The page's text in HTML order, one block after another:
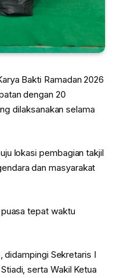
Bakti Ramadan 2026
dengan 20
dilaksanakan selama
lokasi pembagian takjil
dan masyarakat
tepat waktu
didampingi Sekretaris I
serta Wakil Ketua